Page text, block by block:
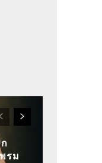
รม